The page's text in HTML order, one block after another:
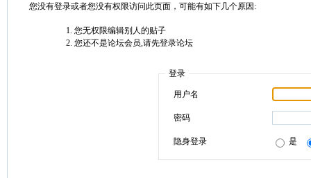
您没有登录或者您没有权限访问此页面，可能有如下几个原因:
您无权限编辑别人的贴子
您还不是论坛会员,请先登录论坛
登录
用户名
密码
隐身登录 是